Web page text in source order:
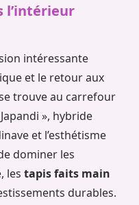
l’intérieur
intéressante
et le retour aux
trouve au carrefour
», hybride
et l’esthétisme
dominer les
les tapis faits main
durables.